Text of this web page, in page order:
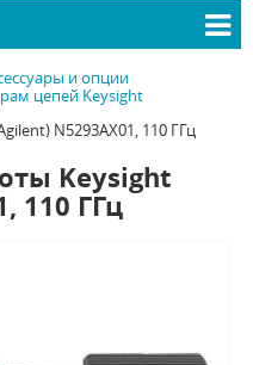
и опции
цепей Keysight
N5293AX01, 110 ГГц
Keysight
110 ГГц